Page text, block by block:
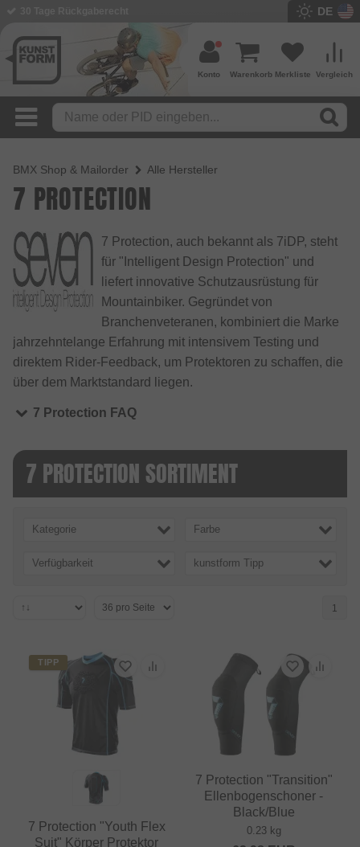
DE
Vergleich
Merkliste
Warenkorb
Konto
BMX Shop & Mailorder Alle Hersteller
7 PROTECTION
7 Protection, auch bekannt als 7iDP, steht
für "Intelligent Design Protection" und
liefert innovative Schutzausrüstung für
Mountainbiker. Gegründet von
Branchenveteranen, kombiniert die Marke
jahrzehntelange Erfahrung mit intensivem Testing und
direktem Rider-Feedback, um Protektoren zu schaffen, die
über dem Marktstandard liegen.
7 Protection FAQ
7 PROTECTION SORTIMENT
Kategorie Farbe
Verfügbarkeit kunstform Tipp
1
TIPP
7 Protection "Youth Flex
Suit" Körper Protektor
7 Protection "Transition"
Ellenbogenschoner -
Black/Blue
0.23 kg